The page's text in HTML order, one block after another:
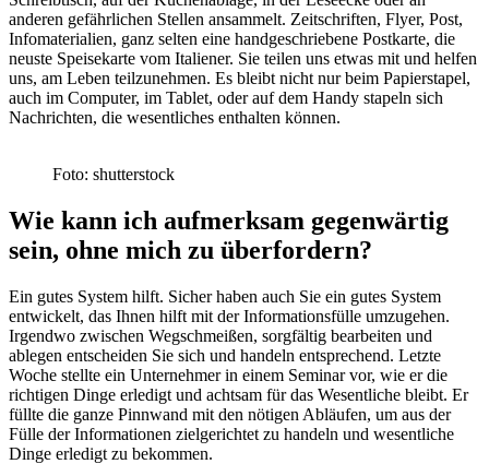
anderen gefährlichen Stellen ansammelt. Zeitschriften, Flyer, Post,
Infomaterialien, ganz selten eine handgeschriebene Postkarte, die
neuste Speisekarte vom Italiener. Sie teilen uns etwas mit und helfen
uns, am Leben teilzunehmen. Es bleibt nicht nur beim Papierstapel,
auch im Computer, im Tablet, oder auf dem Handy stapeln sich
Nachrichten, die wesentliches enthalten können.
Foto: shutterstock
Wie kann ich aufmerksam gegenwärtig
sein, ohne mich zu überfordern?
Ein gutes System hilft. Sicher haben auch Sie ein gutes System
entwickelt, das Ihnen hilft mit der Informationsfülle umzugehen.
Irgendwo zwischen Wegschmeißen, sorgfältig bearbeiten und
ablegen entscheiden Sie sich und handeln entsprechend. Letzte
Woche stellte ein Unternehmer in einem Seminar vor, wie er die
richtigen Dinge erledigt und achtsam für das Wesentliche bleibt. Er
füllte die ganze Pinnwand mit den nötigen Abläufen, um aus der
Fülle der Informationen zielgerichtet zu handeln und wesentliche
Dinge erledigt zu bekommen.